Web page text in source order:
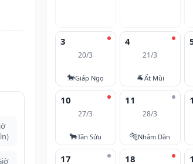
3
20/3
🐎Giáp Ngọ
4
21/3
🐐Ất Mùi
10
27/3
🐂Tân Sửu
11
28/3
🐅Nhâm Dần
17 18